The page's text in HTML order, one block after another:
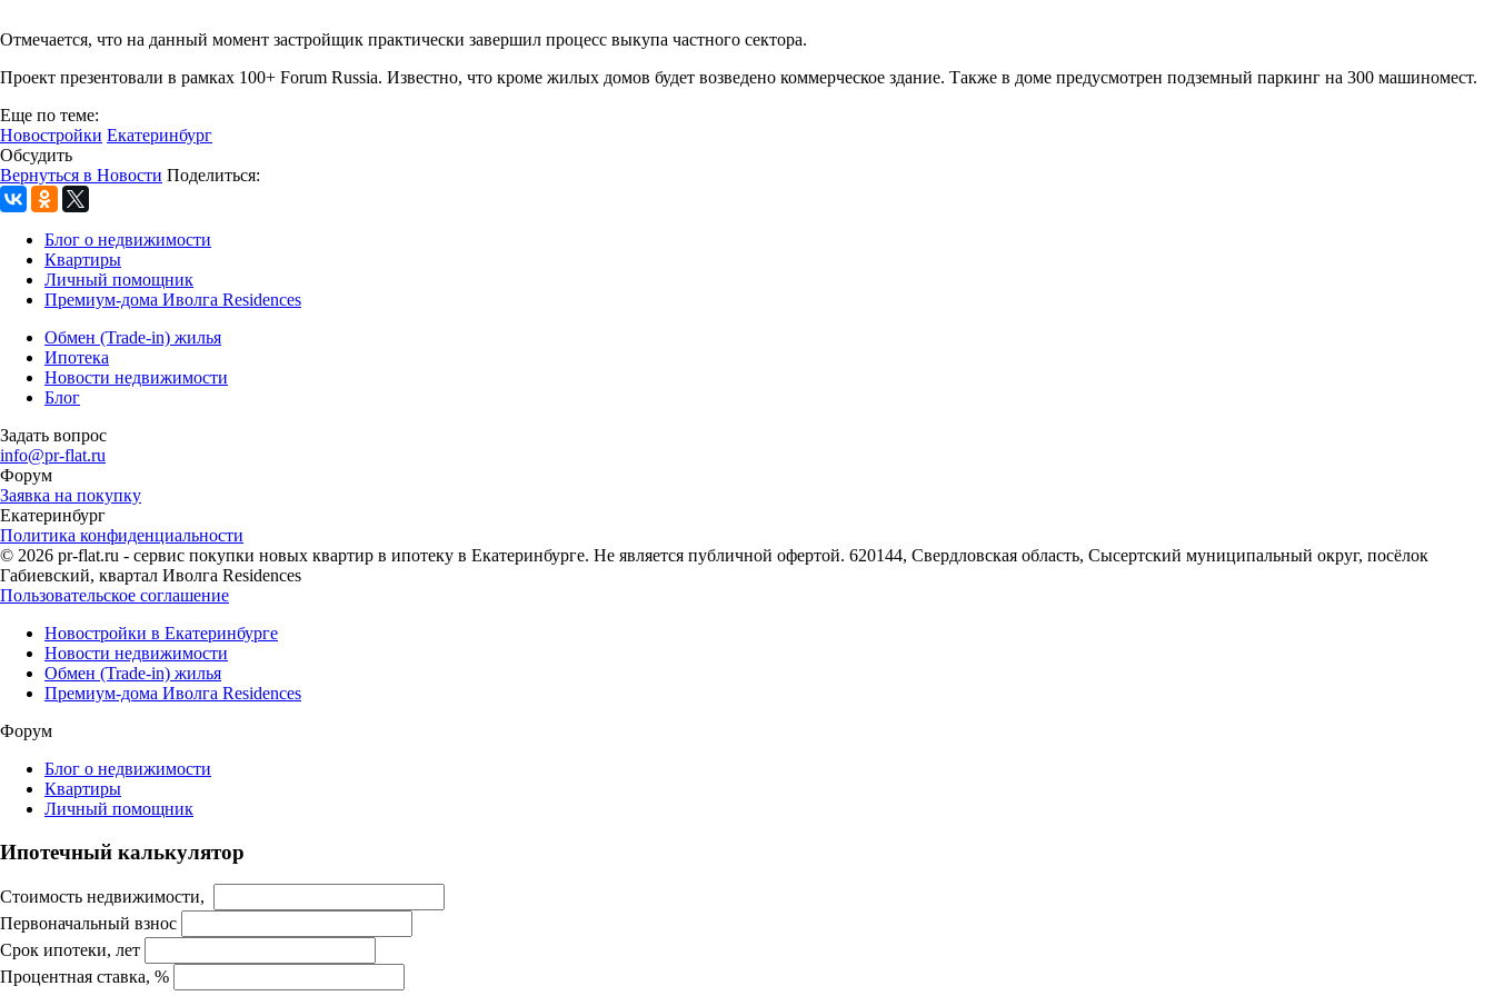
Отмечается, что на данный момент застройщик практически завершил процесс выкупа частного сектора.
Проект презентовали в рамках 100+ Forum Russia. Известно, что кроме жилых домов будет возведено коммерческое здание. Также в доме предусмотрен подземный паркинг на 300 машиномест.
Еще по теме:
Новостройки Екатеринбург
Обсудить
Вернуться в Новости Поделиться:
Блог о недвижимости
Квартиры
Личный помощник
Премиум-дома Иволга Residences
Обмен (Trade-in) жилья
Ипотека
Новости недвижимости
Блог
Задать вопрос
info@pr-flat.ru
Форум
Заявка на покупку
Екатеринбург
Политика конфиденциальности
© 2026 pr-flat.ru - сервис покупки новых квартир в ипотеку в Екатеринбурге. Не является публичной офертой. 620144, Свердловская область, Сысертский муниципальный округ, посёлок
Габиевский, квартал Иволга Residences
Пользовательское соглашение
Новостройки в Екатеринбурге
Новости недвижимости
Обмен (Trade-in) жилья
Премиум-дома Иволга Residences
Форум
Блог о недвижимости
Квартиры
Личный помощник
Ипотечный калькулятор
Стоимость недвижимости,
Первоначальный взнос
Срок ипотеки, лет
Процентная ставка, %